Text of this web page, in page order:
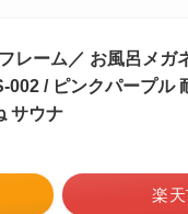
レーム／ お風呂メガ
002 / ピンクパープル
サウナ
楽